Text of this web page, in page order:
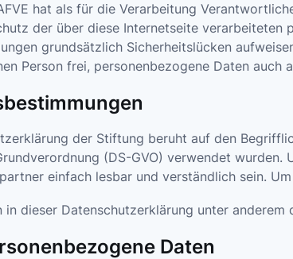
hat als für die Verarbeitung
der über diese Internetseite verarbeiteten
grundsätzlich Sicherheitslücken
Person frei, personenbezogene Daten auch
der Stiftung beruht auf den
(DS-GVO) verwendet
einfach lesbar und verständlich sein.
in dieser Datenschutzerklärung unter anderem
Daten